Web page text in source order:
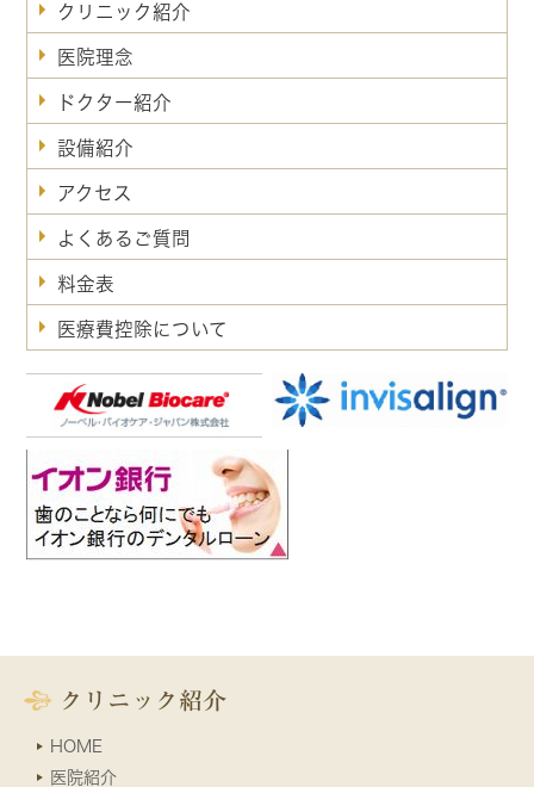
クリニック紹介
医院理念
ドクター紹介
設備紹介
アクセス
よくあるご質問
料金表
医療費控除について
クリニック紹介
HOME
医院紹介